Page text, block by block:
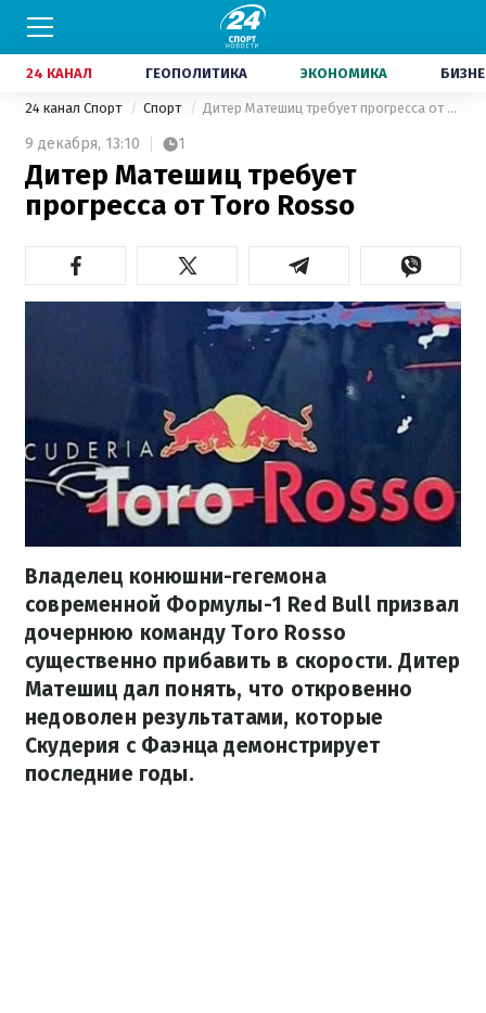
24 КАНАЛ ГЕОПОЛИТИКА ЭКОНОМИКА
24 канал Спорт Спорт Дитер Матешиц требует прогресса от Toro Rosso
9 декабря, 13:10 1
Дитер Матешиц требует
прогресса от Toro Rosso
Владелец конюшни-гегемона
современной Формулы-1 Red Bull призвал
дочернюю команду Toro Rosso
существенно прибавить в скорости. Дитер
Матешиц дал ​​понять, что откровенно
недоволен результатами, которые
Скудерия с Фаэнца демонстрирует
последние годы.